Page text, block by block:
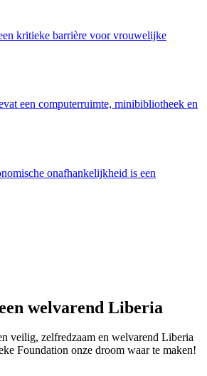
kritieke barrière voor vrouwelijke
een computerruimte, minibibliotheek en
onafhankelijkheid is een
welvarend Liberia
veilig, zelfredzaam en welvarend Liberia
Foundation onze droom waar te maken!